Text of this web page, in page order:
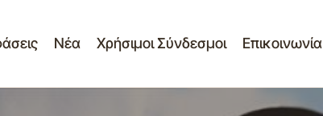
Νέα Χρήσιμοι Σύνδεσμοι Επικοινωνία